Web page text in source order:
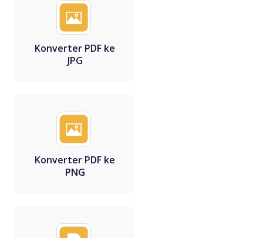
Konverter PDF ke
JPG
Konverter PDF ke
PNG